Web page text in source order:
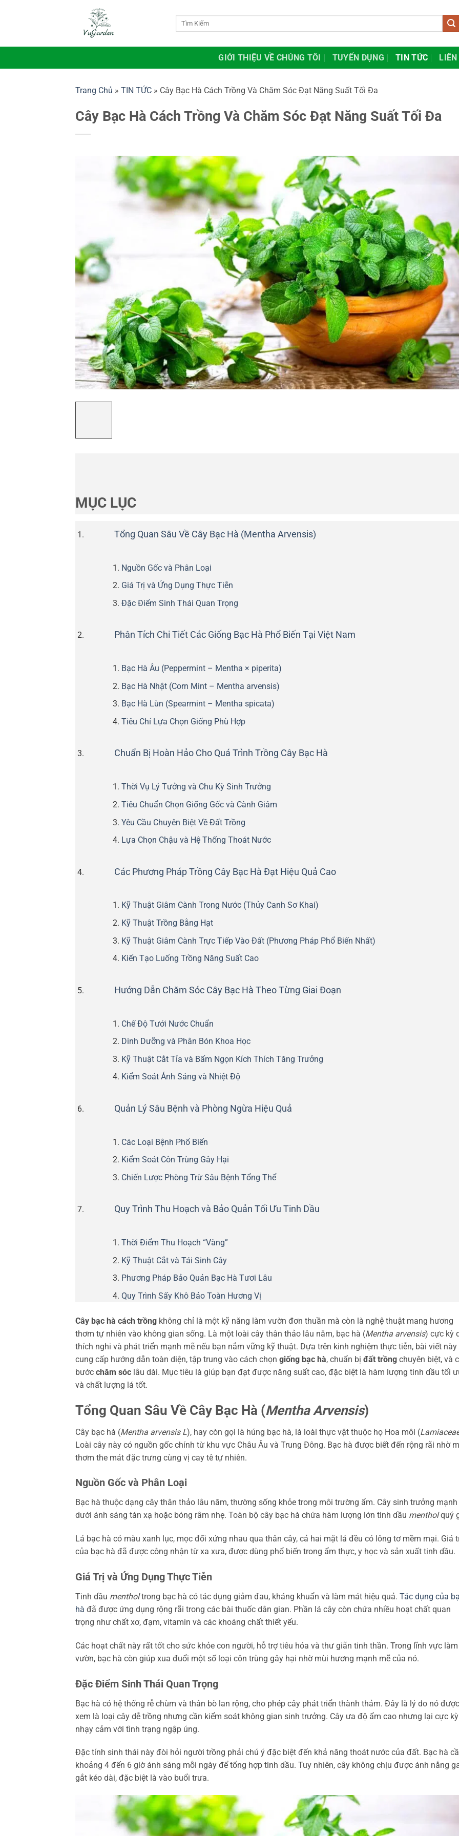
dung
GIỚI THIỆU VỀ CHÚNG TÔI TUYỂN DỤNG TIN TỨC LIÊN
Trang Chủ » TIN TỨC » Cây Bạc Hà Cách Trồng Và Chăm Sóc Đạt Năng Suất Tối Đa
Cây Bạc Hà Cách Trồng Và Chăm Sóc Đạt Năng Suất Tối Đa
MỤC LỤC
Tổng Quan Sâu Về Cây Bạc Hà (Mentha Arvensis)
Nguồn Gốc và Phân Loại
Giá Trị và Ứng Dụng Thực Tiễn
Đặc Điểm Sinh Thái Quan Trọng
Phân Tích Chi Tiết Các Giống Bạc Hà Phổ Biến Tại Việt Nam
Bạc Hà Âu (Peppermint – Mentha × piperita)
Bạc Hà Nhật (Corn Mint – Mentha arvensis)
Bạc Hà Lùn (Spearmint – Mentha spicata)
Tiêu Chí Lựa Chọn Giống Phù Hợp
Chuẩn Bị Hoàn Hảo Cho Quá Trình Trồng Cây Bạc Hà
Thời Vụ Lý Tưởng và Chu Kỳ Sinh Trưởng
Tiêu Chuẩn Chọn Giống Gốc và Cành Giâm
Yêu Cầu Chuyên Biệt Về Đất Trồng
Lựa Chọn Chậu và Hệ Thống Thoát Nước
Các Phương Pháp Trồng Cây Bạc Hà Đạt Hiệu Quả Cao
Kỹ Thuật Giâm Cành Trong Nước (Thủy Canh Sơ Khai)
Kỹ Thuật Trồng Bằng Hạt
Kỹ Thuật Giâm Cành Trực Tiếp Vào Đất (Phương Pháp Phổ Biến Nhất)
Kiến Tạo Luống Trồng Năng Suất Cao
Hướng Dẫn Chăm Sóc Cây Bạc Hà Theo Từng Giai Đoạn
Chế Độ Tưới Nước Chuẩn
Dinh Dưỡng và Phân Bón Khoa Học
Kỹ Thuật Cắt Tỉa và Bấm Ngọn Kích Thích Tăng Trưởng
Kiểm Soát Ánh Sáng và Nhiệt Độ
Quản Lý Sâu Bệnh và Phòng Ngừa Hiệu Quả
Các Loại Bệnh Phổ Biến
Kiểm Soát Côn Trùng Gây Hại
Chiến Lược Phòng Trừ Sâu Bệnh Tổng Thể
Quy Trình Thu Hoạch và Bảo Quản Tối Ưu Tinh Dầu
Thời Điểm Thu Hoạch “Vàng”
Kỹ Thuật Cắt và Tái Sinh Cây
Phương Pháp Bảo Quản Bạc Hà Tươi Lâu
Quy Trình Sấy Khô Bảo Toàn Hương Vị
Cây bạc hà cách trồng không chỉ là một kỹ năng làm vườn đơn thuần mà còn là nghệ thuật mang hương
thơm tự nhiên vào không gian sống. Là một loài cây thân thảo lâu năm, bạc hà (Mentha arvensis) cực kỳ
thích nghi và phát triển mạnh mẽ nếu bạn nắm vững kỹ thuật. Dựa trên kinh nghiệm thực tiễn, bài viết này
cung cấp hướng dẫn toàn diện, tập trung vào cách chọn giống bạc hà, chuẩn bị đất trồng chuyên biệt, và
bước chăm sóc lâu dài. Mục tiêu là giúp bạn đạt được năng suất cao, đặc biệt là hàm lượng tinh dầu tối
và chất lượng lá tốt.
Tổng Quan Sâu Về Cây Bạc Hà (Mentha Arvensis)
Cây bạc hà (Mentha arvensis L), hay còn gọi là húng bạc hà, là loài thực vật thuộc họ Hoa môi (
Loài cây này có nguồn gốc chính từ khu vực Châu Âu và Trung Đông. Bạc hà được biết đến rộng rãi nhờ
thơm the mát đặc trưng cùng vị cay tê tự nhiên.
Nguồn Gốc và Phân Loại
Bạc hà thuộc dạng cây thân thảo lâu năm, thường sống khỏe trong môi trường ẩm. Cây sinh trưởng mạnh
dưới ánh sáng tán xạ hoặc bóng râm nhẹ. Toàn bộ cây bạc hà chứa hàm lượng lớn tinh dầu mentholquý
Lá bạc hà có màu xanh lục, mọc đối xứng nhau qua thân cây, cả hai mặt lá đều có lông tơ mềm mại. Giá
của bạc hà đã được công nhận từ xa xưa, được dùng phổ biến trong ẩm thực, y học và sản xuất tinh dầu.
Giá Trị và Ứng Dụng Thực Tiễn
Tinh dầu mentholtrong bạc hà có tác dụng giảm đau, kháng khuẩn và làm mát hiệu quả. Tác dụng của
hà đã được ứng dụng rộng rãi trong các bài thuốc dân gian. Phần lá cây còn chứa nhiều hoạt chất quan
trọng như chất xơ, đạm, vitamin và các khoáng chất thiết yếu.
Các hoạt chất này rất tốt cho sức khỏe con người, hỗ trợ tiêu hóa và thư giãn tinh thần. Trong lĩnh vực làm
vườn, bạc hà còn giúp xua đuổi một số loại côn trùng gây hại nhờ mùi hương mạnh mẽ của nó.
Đặc Điểm Sinh Thái Quan Trọng
Bạc hà có hệ thống rễ chùm và thân bò lan rộng, cho phép cây phát triển thành thảm. Đây là lý do nó được
xem là loại cây dễ trồng nhưng cần kiểm soát không gian sinh trưởng. Cây ưa độ ẩm cao nhưng lại cực kỳ
nhạy cảm với tình trạng ngập úng.
Đặc tính sinh thái này đòi hỏi người trồng phải chú ý đặc biệt đến khả năng thoát nước của đất. Bạc hà
khoảng 4 đến 6 giờ ánh sáng mỗi ngày để tổng hợp tinh dầu. Tuy nhiên, cây không chịu được ánh nắng
gắt kéo dài, đặc biệt là vào buổi trưa.